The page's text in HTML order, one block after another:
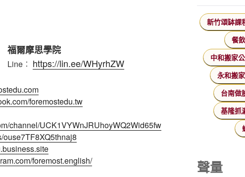
福爾摩思學院
Line︰ https://lin.ee/WHyrhZW
foremostedu.tw
channel/UCK1VYWnJRUhoyWQ2Wid65fw
ouse7TF8XQ5thnaj8
foremost.english/
新竹頌缽課
餐
中和搬家
永和搬家
台南做
基隆抓
聲量